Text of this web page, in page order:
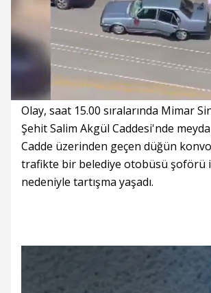
/
Toplam
Süre Yüklendi
0%
Yükleniyor
0%
Olay, saat 15.00 sıralarında Mimar
Şehit Salim Akgül Caddesi'nde
Cadde üzerinden geçen düğün
trafikte bir belediye otobüsü şoförü
nedeniyle tartışma yaşadı.